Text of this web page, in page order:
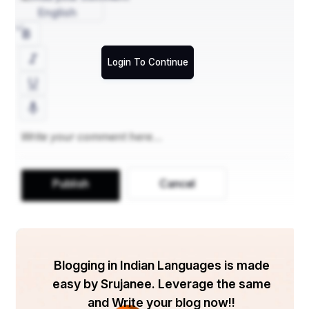
କାଳଃ ସ୍ଵଭାବୋ ନିୟତିର୍ୟଦୁଚ୍ଛା ଭୂତାନି ଯୋନିଃପୁରୁଷ ଇତି
ଚିନ୍ତ୍ୟା ।
ସଂଯୋଗ ଏଷାଂ ନ ତ୍ଵାତ୍ମଭାବାଦାତ୍ମାପ୍ୟନିଶଃ
ର ବର୍ଣ୍ଣନା ଆସିଛି । କେଉଁଠାରେ କାଳ କୁ କାରଣ ବୋଲି
ବସ୍ତୁ ମାନଙ୍କର ଉତ୍ପତ୍ତି ଦେଖାଯାଏ, ଜଗତର ରଚନା ଓ
ପ୍ରଳୟ ମଧ୍ୟ କାଳ ର ଅଧୀନ ବୋଲି ଶୁଣାଯାଏ ।
କେଉଁଠାରେ ସ୍ଵଭାବ କୁ କାରଣ କୁହାଯାଏ ; କାହିଁକି ନା ବୀଜ ର
Login To Continue
English
Publish Cancel
Blogging in Indian Languages is made
easy by Srujanee. Leverage the same
and Write your blog now!!